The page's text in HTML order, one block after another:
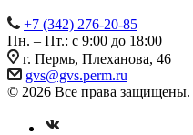
+7 (342) 276-20-85
Пн. – Пт.: с 9:00 до 18:00
г. Пермь, Плеханова, 46
gvs@gvs.perm.ru
© 2026 Все права защищены.